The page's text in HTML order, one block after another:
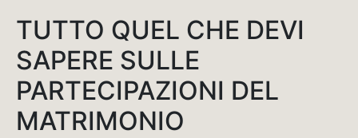
TUTTO QUEL CHE DEVI
SAPERE SULLE
PARTECIPAZIONI DEL
MATRIMONIO